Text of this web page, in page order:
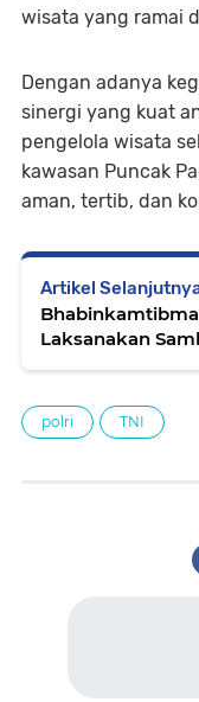
wisata yang ramai
Dengan adanya
sinergi yang kuat
pengelola wisata
kawasan Puncak
aman, tertib, dan
Artikel
Laksanakan
polri TNI